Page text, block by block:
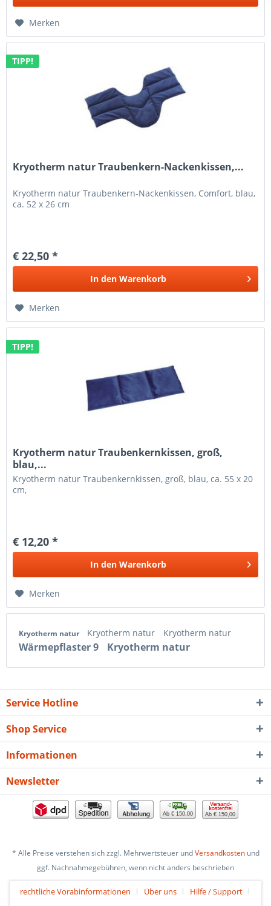
Merken
TIPP!
Kryotherm natur Traubenkern-Nackenkissen,...
Kryotherm natur Traubenkern-Nackenkissen, Comfort, blau,
ca. 52 x 26 cm
€ 22,50 *
In den Warenkorb
Merken
TIPP!
Kryotherm natur Traubenkernkissen, groß,
blau,...
Kryotherm natur Traubenkernkissen, groß, blau, ca. 55 x 20
cm,
€ 12,20 *
In den Warenkorb
Merken
Kryotherm natur Kryotherm natur Kryotherm natur
Wärmepflaster 9 Kryotherm natur
Service Hotline
Shop Service
Informationen
Newsletter
Ab € 150,00 Ab € 150,00
* Alle Preise verstehen sich zzgl. Mehrwertsteuer undVersandkostenund
ggf. Nachnahmegebühren, wenn nicht anders beschrieben
rechtliche Vorabinformationen Über uns Hilfe / Support